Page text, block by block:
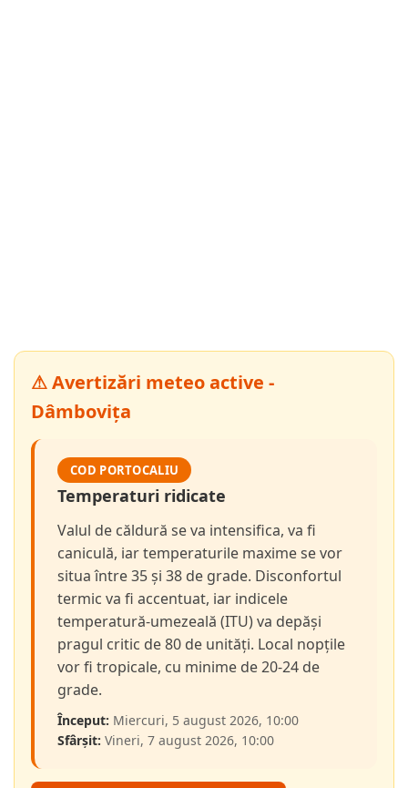
⚠ Avertizări meteo active -
Dâmbovița
COD PORTOCALIU
Temperaturi ridicate
Valul de căldură se va intensifica, va fi
caniculă, iar temperaturile maxime se vor
situa între 35 și 38 de grade. Disconfortul
termic va fi accentuat, iar indicele
temperatură-umezeală (ITU) va depăși
pragul critic de 80 de unități. Local nopțile
vor fi tropicale, cu minime de 20-24 de
grade.
Început: Miercuri, 5 august 2026, 10:00
Sfârșit: Vineri, 7 august 2026, 10:00